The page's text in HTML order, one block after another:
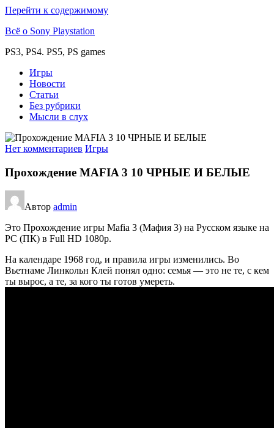
Перейти к содержимому
Всё о Sony Playstation
PS3, PS4. PS5, PS games
Игры
Новости
Статьи
Без рубрики
Мысли в слух
Нет комментариев Игры
Прохождение MAFIA 3 10 ЧРНЫЕ И БЕЛЫЕ
Автор admin
Это Прохождение игры Mafia 3 (Мафия 3) на Русском языке на
PC (ПК) в Full HD 1080p.
На календаре 1968 год, и правила игры изменились. Во
Вьетнаме Линкольн Клей понял одно: семья — это не те, с кем
ты вырос, а те, за кого ты готов умереть.